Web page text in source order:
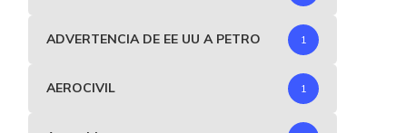
ADVERTENCIA DE EE UU A PETRO 1
AEROCIVIL 1